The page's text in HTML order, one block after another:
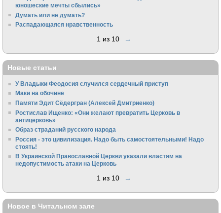
юношеские мечты сбылись»
Думать или не думать?
Распадающаяся нравственность
1 из 10 →
Новые статьи
У Владыки Феодосия случился сердечный приступ
Маки на обочине
Памяти Эдит Сёдергран (Алексей Дмитриенко)
Ростислав Ищенко: «Они желают превратить Церковь в
антицерковь»
Образ страданий русского народа
Россия - это цивилизация. Надо быть самостоятельными! Надо
стоять!
В Украинской Православной Церкви указали властям на
недопустимость атаки на Церковь
1 из 10 →
Новое в Читальном зале